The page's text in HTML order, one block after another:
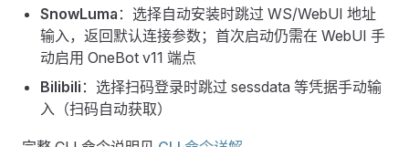
SnowLuma ：选择自动安装时跳过 WS/WebUI 地址
输入，返回默认连接参数；首次启动仍需在 WebUI 手
动启用 OneBot v11 端点
Bilibili ：选择扫码登录时跳过 sessdata 等凭据手动输
入（扫码自动获取）